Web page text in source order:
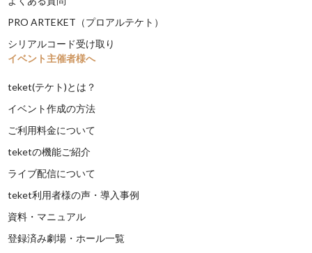
PRO ARTEKET（プロアルテケト）
シリアルコード受け取り
イベント主催者様へ
teket(テケト)とは？
イベント作成の方法
ご利用料金について
teketの機能ご紹介
ライブ配信について
teket利用者様の声・導入事例
資料・マニュアル
登録済み劇場・ホール一覧